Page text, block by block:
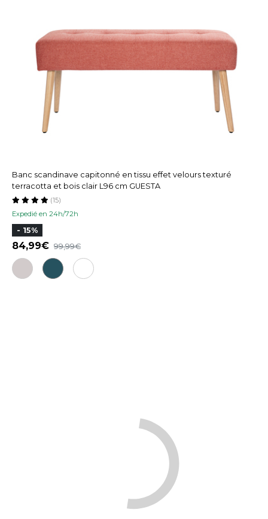
Banc scandinave capitonné en tissu effet velours texturé
terracotta et bois clair L96 cm GUESTA
Expedié en 24h/72h
(15)
- 15%
84,99 99,99